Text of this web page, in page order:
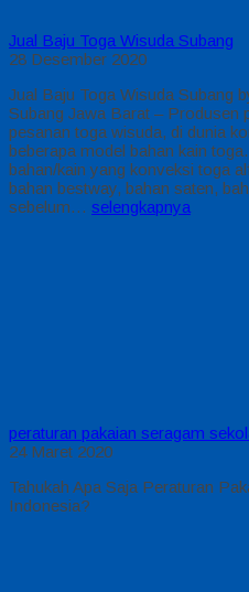
Jual Baju Toga Wisuda Subang
28 Desember 2020
Jual Baju Toga Wisuda Subang
Subang Jawa Barat – Produsen
pesanan toga wisuda, di dunia
beberapa model bahan kain
bahan/kain yang konveksi toga
bahan bestway, bahan saten,
sebelum… selengkapnya
peraturan pakaian seragam
24 Maret 2020
Tahukah Apa Saja Peraturan
Indonesia?